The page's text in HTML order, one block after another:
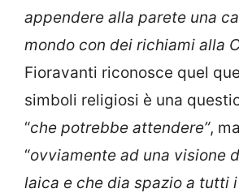
appendere alla parete una
mondo con dei richiami alla
Fioravanti riconosce quel
simboli religiosi è una
“che potrebbe attendere”,
“ovviamente ad una visione
laica e che dia spazio a tutti